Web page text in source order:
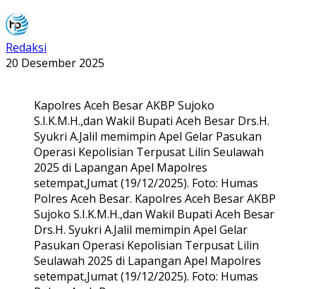
Redaksi
20 Desember 2025
Kapolres Aceh Besar AKBP Sujoko
S.I.K.M.H.,dan Wakil Bupati Aceh Besar Drs.H.
Syukri A.Jalil memimpin Apel Gelar Pasukan
Operasi Kepolisian Terpusat Lilin Seulawah
2025 di Lapangan Apel Mapolres
setempat,Jumat (19/12/2025). Foto: Humas
Polres Aceh Besar. Kapolres Aceh Besar AKBP
Sujoko S.I.K.M.H.,dan Wakil Bupati Aceh Besar
Drs.H. Syukri A.Jalil memimpin Apel Gelar
Pasukan Operasi Kepolisian Terpusat Lilin
Seulawah 2025 di Lapangan Apel Mapolres
setempat,Jumat (19/12/2025). Foto: Humas